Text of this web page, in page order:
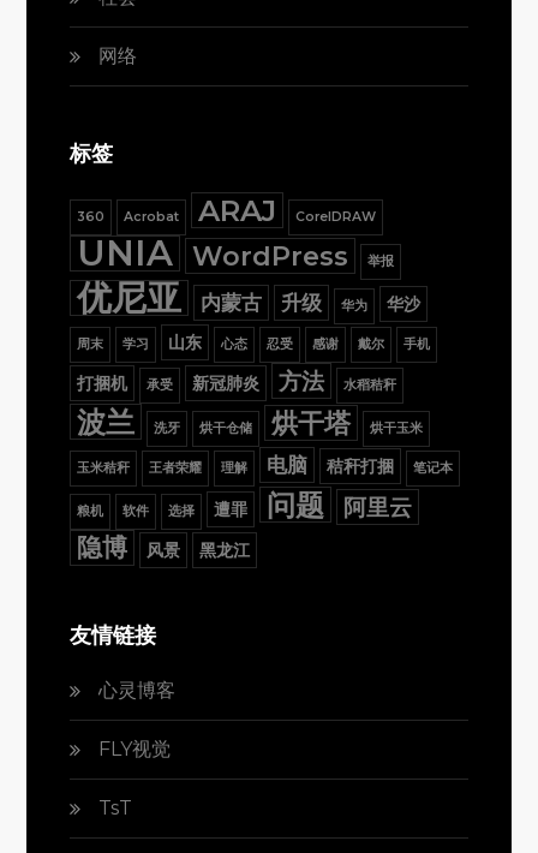
网络
标签
360 Acrobat ARAJ CorelDRAW
UNIA WordPress 举报
优尼亚 内蒙古 升级 华为 华沙
周末 学习 山东 心态 忍受 感谢 戴尔 手机
打捆机 承受 新冠肺炎 方法 水稻秸秆
波兰 洗牙 烘干仓储 烘干塔 烘干玉米
玉米秸秆 王者荣耀 理解 电脑 秸秆打捆 笔记本
粮机 软件 选择 遭罪 问题 阿里云
隐博 风景 黑龙江
友情链接
心灵博客
FLY视觉
TsT